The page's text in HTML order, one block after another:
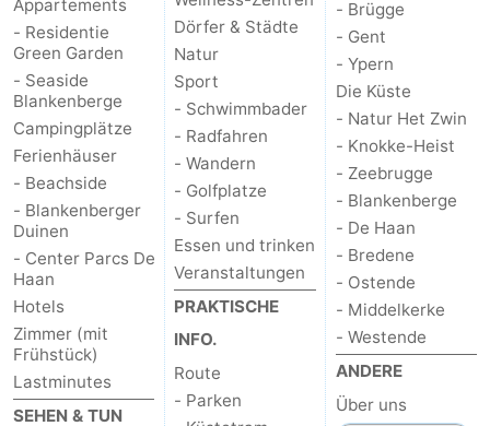
Appartements
- Residentie
Green Garden
- Seaside
Blankenberge
Campingplätze
Ferienhäuser
- Beachside
- Blankenberger
Duinen
- Center Parcs De
Haan
Hotels
Zimmer (mit
Frühstück)
Lastminutes
SEHEN & TUN
Dörfer & Städte
Natur
Sport
- Schwimmbader
- Radfahren
- Wandern
- Golfplatze
- Surfen
Essen und trinken
Veranstaltungen
PRAKTISCHE
INFO.
Route
- Parken
- Brügge
- Gent
- Ypern
Die Küste
- Natur Het Zwin
- Knokke-Heist
- Zeebrugge
- Blankenberge
- De Haan
- Bredene
- Ostende
- Middelkerke
- Westende
ANDERE
Über uns